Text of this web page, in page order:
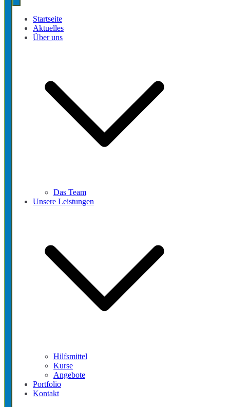
Startseite
Aktuelles
Über uns
Das Team
Unsere Leistungen
Hilfsmittel
Kurse
Angebote
Portfolio
Kontakt